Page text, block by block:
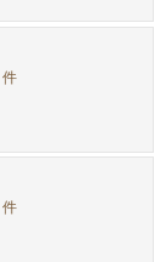
件
件